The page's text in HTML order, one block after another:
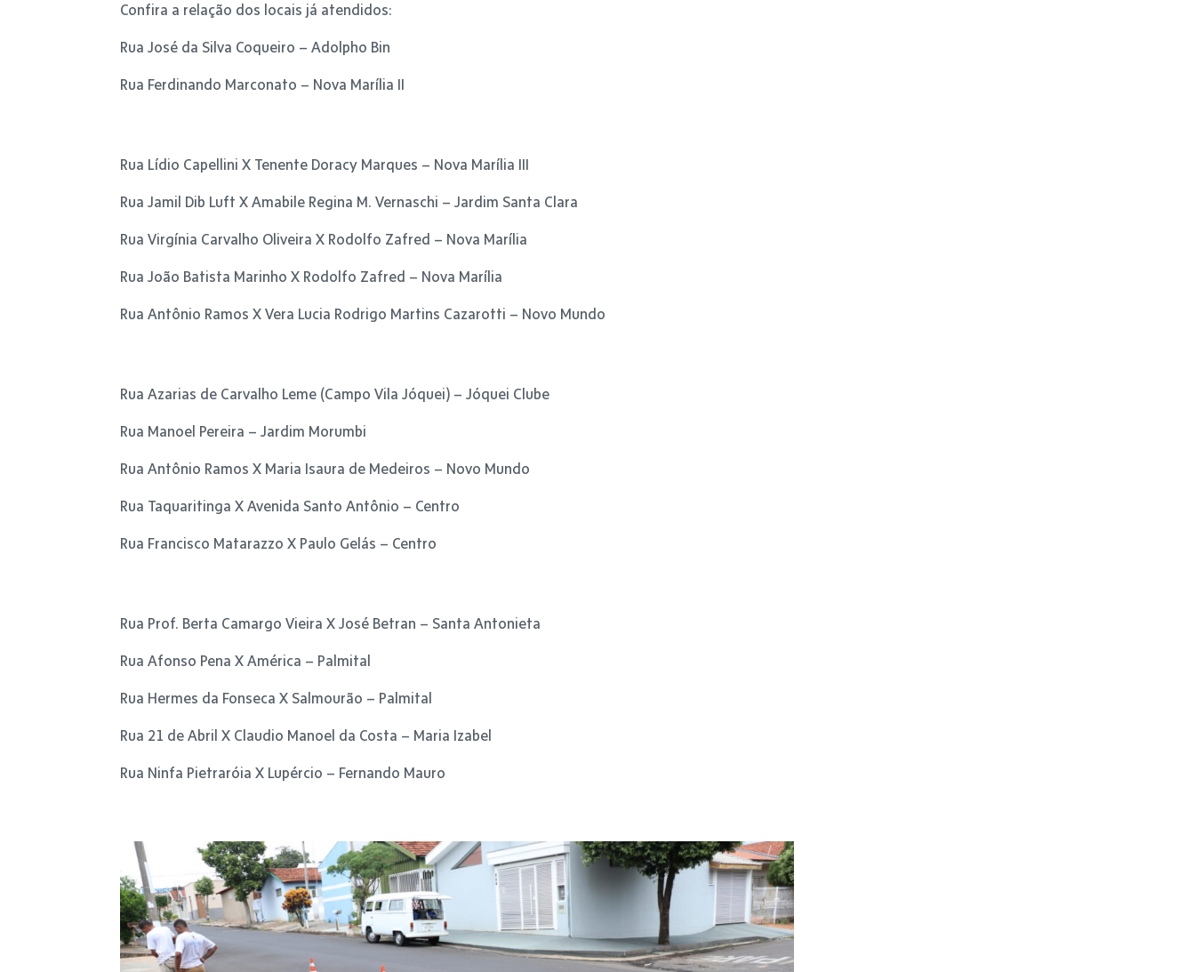
Confira a relação dos locais já atendidos:
Rua José da Silva Coqueiro – Adolpho Bin
Rua Ferdinando Marconato – Nova Marília II
Rua Lídio Capellini X Tenente Doracy Marques – Nova Marília III
Rua Jamil Dib Luft X Amabile Regina M. Vernaschi – Jardim Santa Clara
Rua Virgínia Carvalho Oliveira X Rodolfo Zafred – Nova Marília
Rua João Batista Marinho X Rodolfo Zafred – Nova Marília
Rua Antônio Ramos X Vera Lucia Rodrigo Martins Cazarotti – Novo Mundo
Rua Azarias de Carvalho Leme (Campo Vila Jóquei) – Jóquei Clube
Rua Manoel Pereira – Jardim Morumbi
Rua Antônio Ramos X Maria Isaura de Medeiros – Novo Mundo
Rua Taquaritinga X Avenida Santo Antônio – Centro
Rua Francisco Matarazzo X Paulo Gelás – Centro
Rua Prof. Berta Camargo Vieira X José Betran – Santa Antonieta
Rua Afonso Pena X América – Palmital
Rua Hermes da Fonseca X Salmourão – Palmital
Rua 21 de Abril X Claudio Manoel da Costa – Maria Izabel
Rua Ninfa Pietraróia X Lupércio – Fernando Mauro